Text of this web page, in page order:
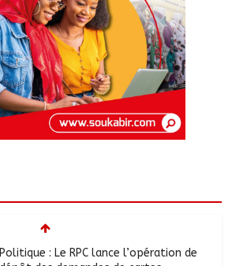
Politique : Le RPC lance l’opération de